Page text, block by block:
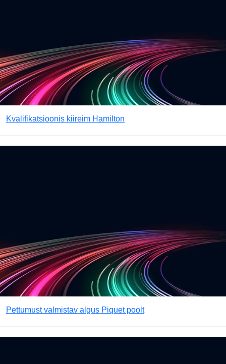
Kvalifikatsioonis kiireim Hamilton
Pettumust valmistav algus Piquet poolt